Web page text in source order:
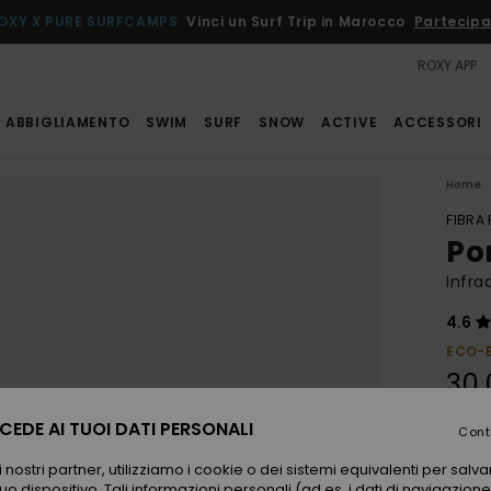
X PURE SURFCAMPS Vinci un Surf Trip in Marocco
ROXY APP
ABBIGLIAMENTO SWIM SURF SNOW ACTIVE ACCESSORI
Home
FIBRA
4.6
ECO-
AI TUOI DATI PERSONALI
partner, utilizziamo i cookie o dei sistemi equivalenti per